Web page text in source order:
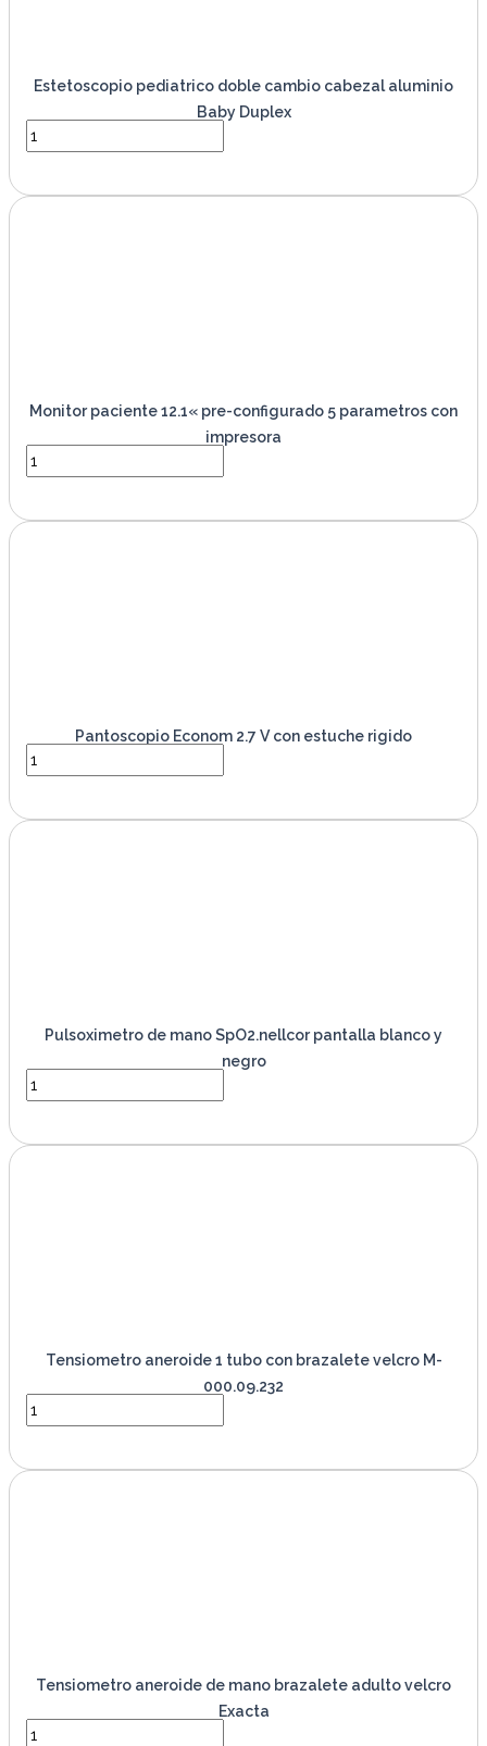
Estetoscopio pediatrico doble cambio cabezal aluminio
Baby Duplex
Monitor paciente 12.1« pre-configurado 5 parametros con
impresora
Pantoscopio Econom 2.7 V con estuche rigido
Pulsoximetro de mano SpO2.nellcor pantalla blanco y
negro
Tensiometro aneroide 1 tubo con brazalete velcro M-
000.09.232
Tensiometro aneroide de mano brazalete adulto velcro
Exacta